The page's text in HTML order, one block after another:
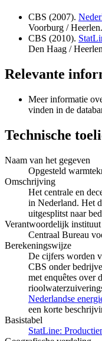
CBS (2007).
Voorburg / Heerlen.
CBS (2010).
Den Haag /
Relevante
Meer informatie
vinden in de
Technische
Naam van het gegeven
Opgesteld
Omschrijving
Het centrale en
in Nederland. Het
uitgesplitst naar
Verantwoordelijk instituut
Centraal Bureau
Berekeningswijze
De cijfers worden
CBS onder
met enquêtes over
Nederlandse
een korte
Basistabel
StatLine: